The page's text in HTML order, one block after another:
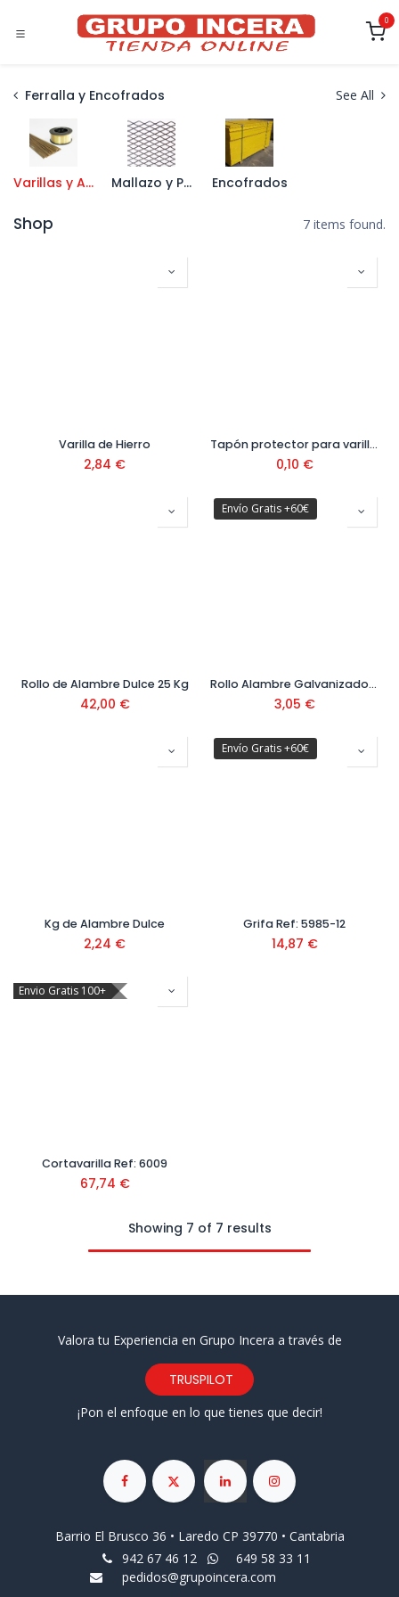
0
Ferralla y Encofrados See All
Varillas y Alambre Mallazo y Panel Nervado Encofrados
Shop 7 items found.
Varilla de Hierro
2,84 €
Tapón protector para varilla 6-20 mm Ref. FUNGO-01LA
0,10 €
Rollo de Alambre Dulce 25 Kg
42,00 €
Envío Gratis +60€
Rollo Alambre Galvanizado 1 Kg
3,05 €
Kg de Alambre Dulce
2,24 €
Envío Gratis +60€
Grifa Ref: 5985-12
14,87 €
Envio Gratis 100+
Cortavarilla Ref: 6009
67,74 €
Showing 7 of 7 results
Valora tu Experiencia en Grupo Incera a través de
TRUSPILOT
¡Pon el enfoque en lo que tienes que decir!
Barrio El Brusco 36 • Laredo CP 39770 • Cantabria
942 67 46 12
649 58 33 11
pedidos@grupoincera.com